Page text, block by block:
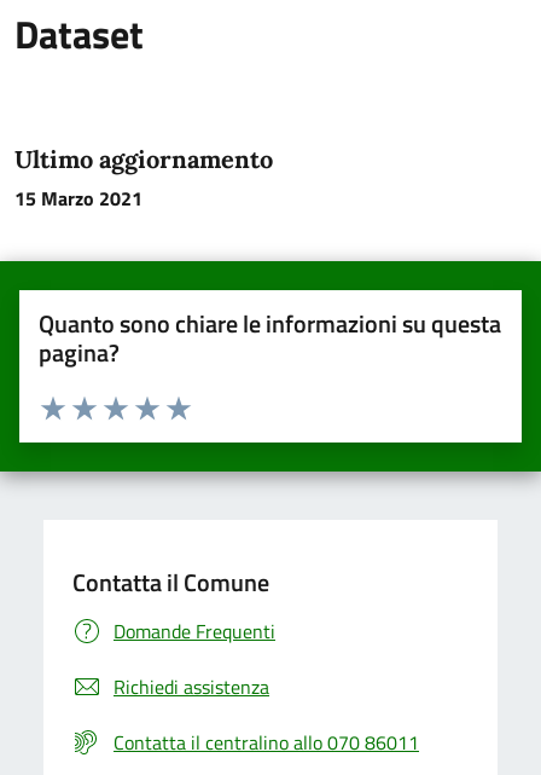
Dataset
Ultimo aggiornamento
15 Marzo 2021
Quanto sono chiare le informazioni su questa
pagina?
Valuta da 1 a 5 stelle la pagina
Valuta 5 stelle su 5
Valuta 4 stelle su 5
Valuta 3 stelle su 5
Valuta 2 stelle su 5
Valuta una stella su 5
Contatta il Comune
Domande Frequenti
Richiedi assistenza
Contatta il centralino allo 070 86011